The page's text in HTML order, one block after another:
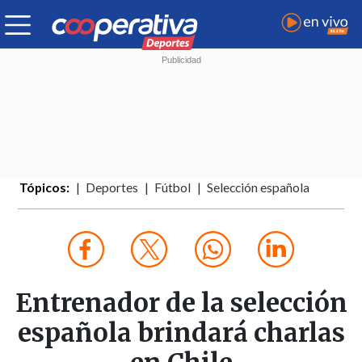
Tópicos: Deportes Fútbol Selección española
Entrenador de la selección
española brindará charlas